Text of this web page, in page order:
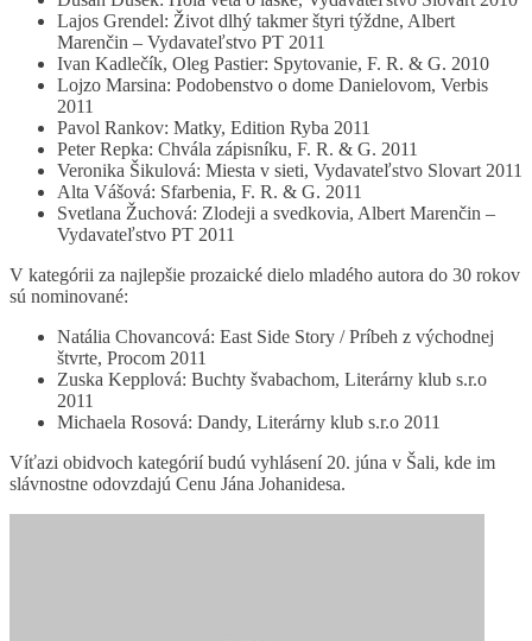
Lajos Grendel: Život dlhý takmer štyri týždne, Albert
Marenčin – Vydavateľstvo PT 2011
Ivan Kadlečík, Oleg Pastier: Spytovanie, F. R. & G. 2010
Lojzo Marsina: Podobenstvo o dome Danielovom, Verbis
2011
Pavol Rankov: Matky, Edition Ryba 2011
Peter Repka: Chvála zápisníku, F. R. & G. 2011
Veronika Šikulová: Miesta v sieti, Vydavateľstvo Slovart 2011
Alta Vášová: Sfarbenia, F. R. & G. 2011
Svetlana Žuchová: Zlodeji a svedkovia, Albert Marenčin –
Vydavateľstvo PT 2011
V kategórii za najlepšie prozaické dielo mladého autora do 30 rokov
sú nominované:
Natália Chovancová: East Side Story / Príbeh z východnej
štvrte, Procom 2011
Zuska Kepplová: Buchty švabachom, Literárny klub s.r.o
2011
Michaela Rosová: Dandy, Literárny klub s.r.o 2011
Víťazi obidvoch kategórií budú vyhlásení 20. júna v Šali, kde im
slávnostne odovzdajú Cenu Jána Johanidesa.